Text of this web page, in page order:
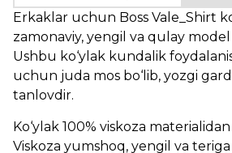
Erkaklar uchun Boss Vale_Shirt
zamonaviy, yengil va qulay
Ushbu ko‘ylak kundalik
uchun juda mos bo‘lib, yozgi
tanlovdir.
Ko‘ylak 100% viskoza
Viskoza yumshoq, yengil va